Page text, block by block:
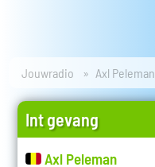
Jouwradio Axl Peleman
Int gevang
Axl Peleman